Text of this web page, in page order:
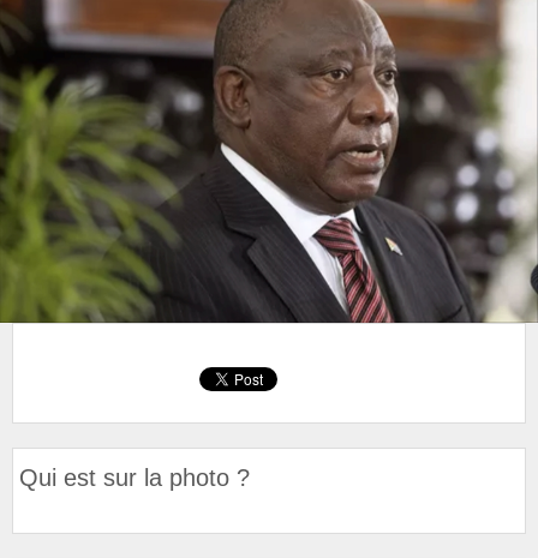
Qui est sur la photo ?